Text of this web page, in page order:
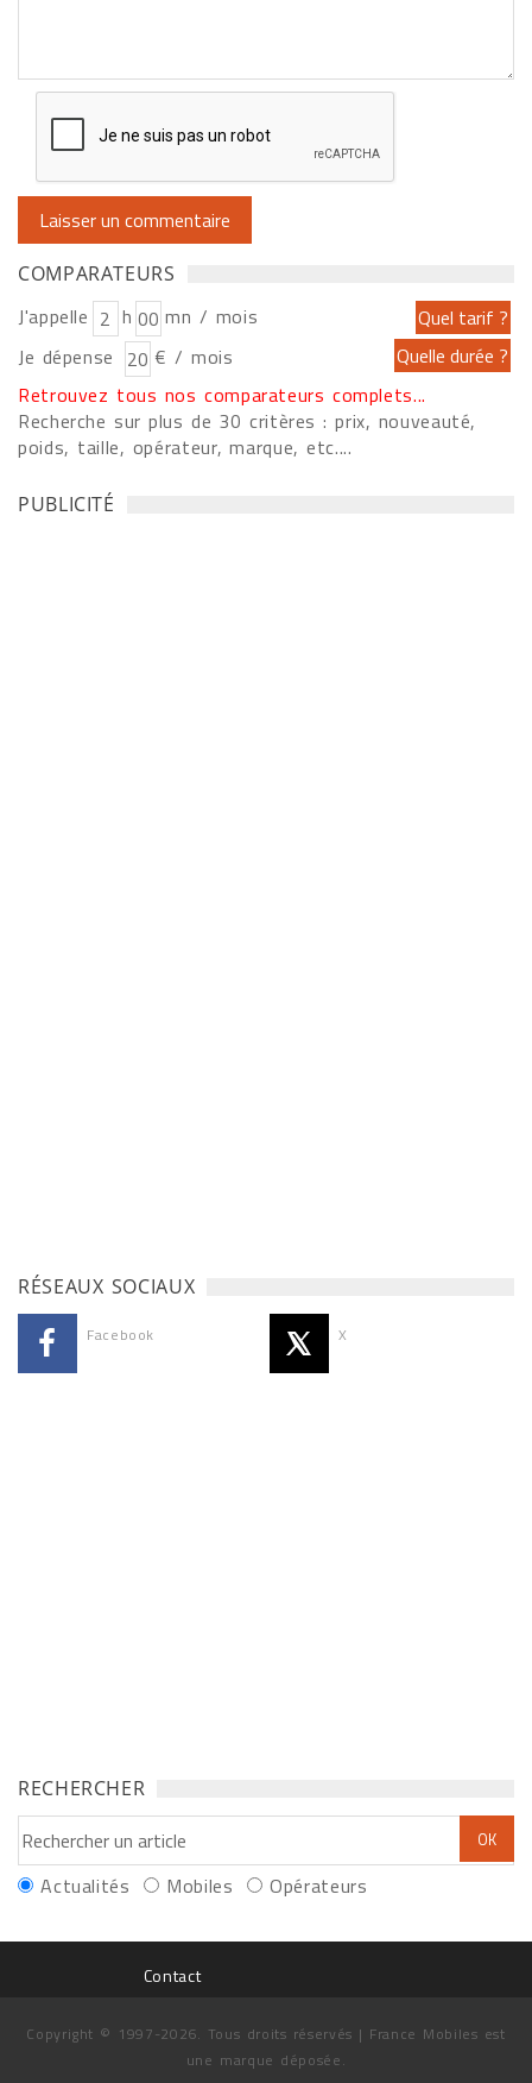
COMPARATEURS
J'appelle h
mn / mois
Je dépense
€ / mois
Retrouvez tous nos comparateurs complets...
Recherche sur plus de 30 critères : prix, nouveauté,
poids, taille, opérateur, marque, etc....
PUBLICITÉ
RÉSEAUX SOCIAUX
Facebook X
RECHERCHER
Actualités Mobiles Opérateurs
Contact
Copyright © 1997-2026. Tous droits réservés | France Mobiles est
une marque déposée.